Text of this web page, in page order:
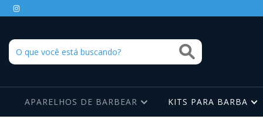
APARELHOS DE BARBEAR KITS PARA BARBA